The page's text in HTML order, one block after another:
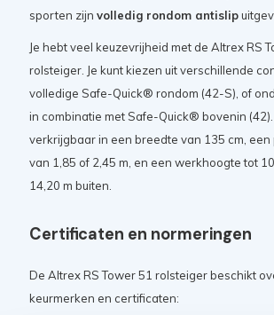
sporten zijn volledig rondom antislip
Je hebt veel keuzevrijheid met de Altrex RS
rolsteiger. Je kunt kiezen uit verschillende
volledige Safe-Quick® rondom (42-S), of
in combinatie met Safe-Quick® bovenin
verkrijgbaar in een breedte van 135 cm,
van 1,85 of 2,45 m, en een werkhoogte tot
14,20 m buiten.
Certificaten en normeringen
De Altrex RS Tower 51 rolsteiger beschikt
keurmerken en certificaten: